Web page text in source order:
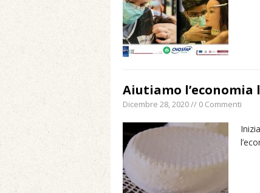
Aiutiamo l’economia
Dicembre 28, 2020 // 0 Commenti